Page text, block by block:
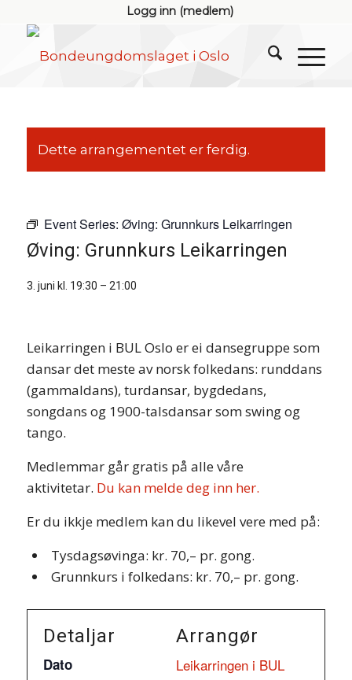
Logg inn (medlem)
Dette arrangementet er ferdig.
Event Series: Øving: Grunnkurs Leikarringen
Øving: Grunnkurs Leikarringen
3. juni kl. 19:30 – 21:00
Leikarringen i BUL Oslo er ei dansegruppe som
dansar det meste av norsk folkedans: runddans
(gammaldans), turdansar, bygdedans,
songdans og 1900-talsdansar som swing og
tango.
Medlemmar går gratis på alle våre
aktivitetar. Du kan melde deg inn her.
Er du ikkje medlem kan du likevel vere med på:
Tysdagsøvinga: kr. 70,– pr. gong.
Grunnkurs i folkedans: kr. 70,– pr. gong.
Detaljar
Dato
Arrangør
Leikarringen i BUL